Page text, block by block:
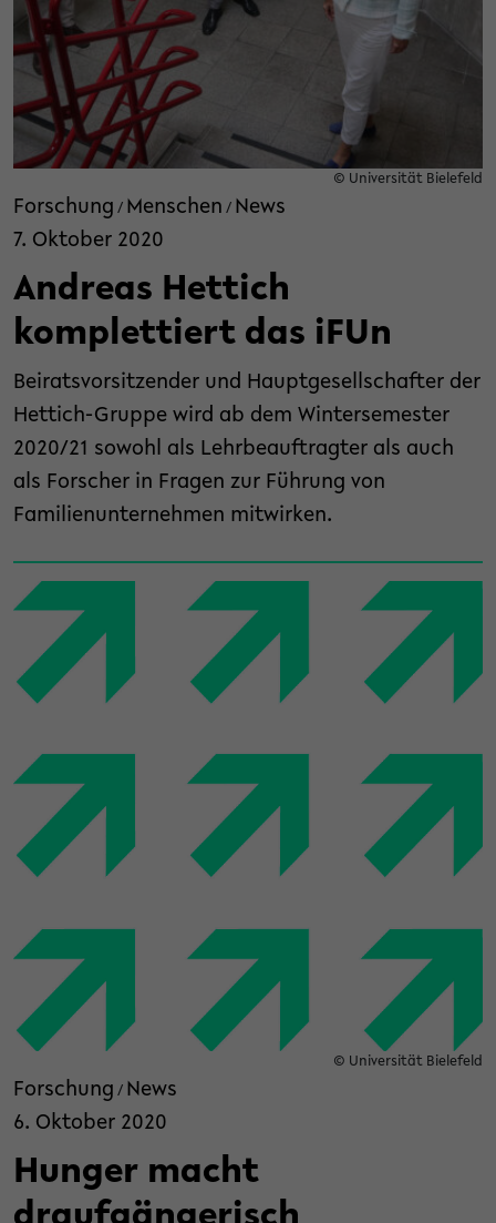
© Universität Bielefeld
Forschung / Menschen / News
7. Oktober 2020
Andreas Hettich
komplettiert das iFUn
Beiratsvorsitzender und Hauptgesellschafter der
Hettich-Gruppe wird ab dem Wintersemester
2020/21 sowohl als Lehrbeauftragter als auch
als Forscher in Fragen zur Führung von
Familienunternehmen mitwirken.
© Universität Bielefeld
Forschung / News
6. Oktober 2020
Hunger macht